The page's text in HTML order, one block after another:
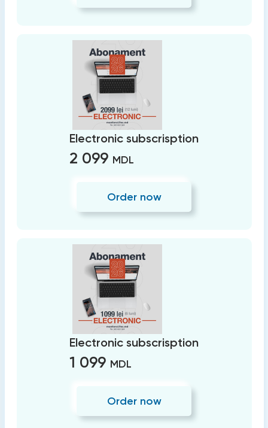
Electronic subscrisption
2 099 MDL
Order now
Electronic subscrisption
1 099 MDL
Order now